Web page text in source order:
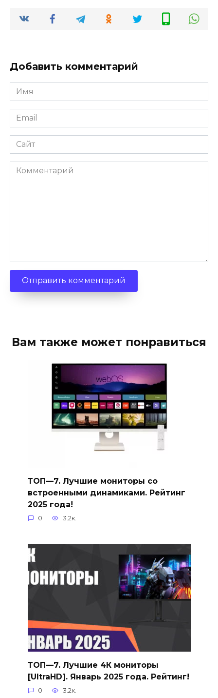
Добавить комментарий
Имя
Email
Сайт
Комментарий
Вам также может понравиться
ТОП—7. Лучшие мониторы со
встроенными динамиками. Рейтинг
2025 года!
0 3.2к.
ТОП—7. Лучшие 4К мониторы
[UltraHD]. Январь 2025 года. Рейтинг!
0 3.2к.